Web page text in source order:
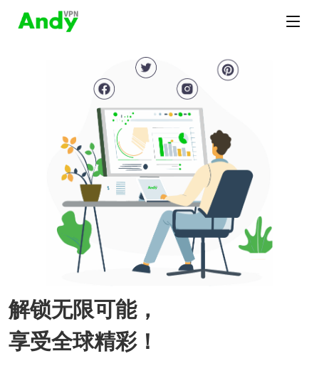
解锁无限可能，
享受全球精彩！